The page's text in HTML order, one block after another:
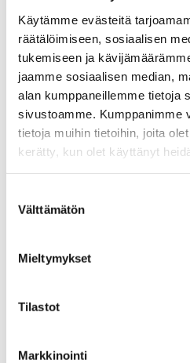
Käytämme evästeitä
räätälöimiseen, sosiaalisen
tukemiseen ja
jaamme sosiaalisen median,
alan kumppaneillemme tietoja
sivustoamme. Kumppanimme
tietoja muihin tietoihin, joita
kerätty, kun olet käyttänyt
valinta
Välttämätön
Mieltymykset
Tilastot
Markkinointi
Stiga- tai
Sappeen Ohjelmapalvelut
pujottelukisan Stigalla tai
pulkkamäessä.